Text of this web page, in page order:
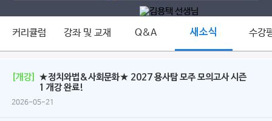
커리큘럼 강좌 및 교재 Q&A 새소식 수강
[개강]
★정치와법&사회문화★ 2027 용사탐 모주 모의고사 시즌
1 개강 완료!
2026-05-21